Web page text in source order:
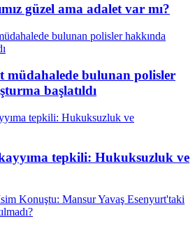
güzel ama adalet var mı?
müdahalede bulunan polisler
başlatıldı
tepkili: Hukuksuzluk ve